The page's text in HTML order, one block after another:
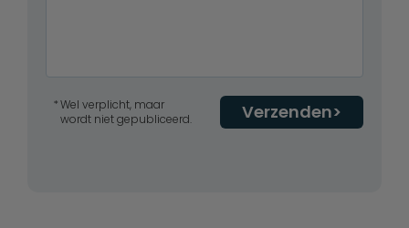
Verzenden
Wel verplicht, maar
wordt niet gepubliceerd.